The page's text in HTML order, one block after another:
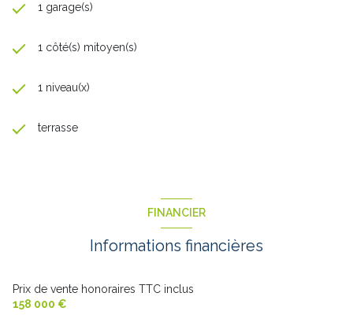
1 garage(s)
1 côté(s) mitoyen(s)
1 niveau(x)
terrasse
FINANCIER
Informations financières
Prix de vente honoraires TTC inclus
158 000 €